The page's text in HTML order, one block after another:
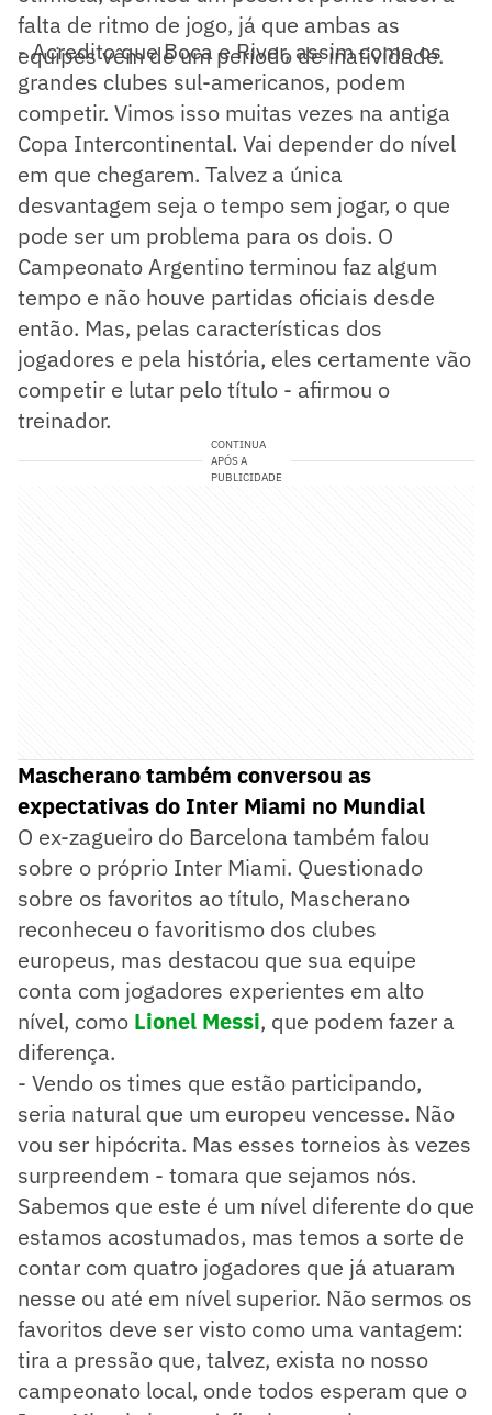
falta de ritmo de jogo, já que ambas as
equipes vêm de um período de inatividade.
- Acredito que Boca e River, assim como os
grandes clubes sul-americanos, podem
competir. Vimos isso muitas vezes na antiga
Copa Intercontinental. Vai depender do nível
em que chegarem. Talvez a única
desvantagem seja o tempo sem jogar, o que
pode ser um problema para os dois. O
Campeonato Argentino terminou faz algum
tempo e não houve partidas oficiais desde
então. Mas, pelas características dos
jogadores e pela história, eles certamente vão
competir e lutar pelo título - afirmou o
treinador.
CONTINUA
APÓS A
PUBLICIDADE
Mascherano também conversou as
expectativas do Inter Miami no Mundial
O ex-zagueiro do Barcelona também falou
sobre o próprio Inter Miami. Questionado
sobre os favoritos ao título, Mascherano
reconheceu o favoritismo dos clubes
europeus, mas destacou que sua equipe
conta com jogadores experientes em alto
nível, como Lionel Messi, que podem fazer a
diferença.
- Vendo os times que estão participando,
seria natural que um europeu vencesse. Não
vou ser hipócrita. Mas esses torneios às vezes
surpreendem - tomara que sejamos nós.
Sabemos que este é um nível diferente do que
estamos acostumados, mas temos a sorte de
contar com quatro jogadores que já atuaram
nesse ou até em nível superior. Não sermos os
favoritos deve ser visto como uma vantagem:
tira a pressão que, talvez, exista no nosso
campeonato local, onde todos esperam que o